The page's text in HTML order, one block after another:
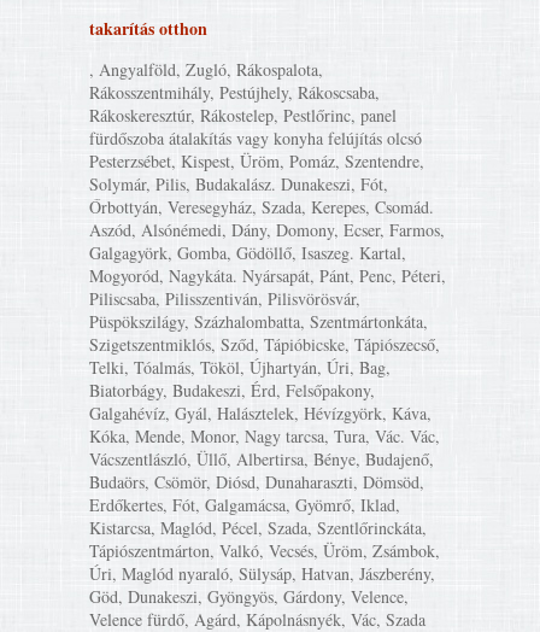
takarítás otthon
, Angyalföld, Zugló, Rákospalota,
Rákosszentmihály, Pestújhely, Rákoscsaba,
Rákoskeresztúr, Rákostelep, Pestlőrinc, panel
fürdőszoba átalakítás vagy konyha felújítás olcsó
Pesterzsébet, Kispest, Üröm, Pomáz, Szentendre,
Solymár, Pilis, Budakalász. Dunakeszi, Fót,
Őrbottyán, Veresegyház, Szada, Kerepes, Csomád.
Aszód, Alsónémedi, Dány, Domony, Ecser, Farmos,
Galgagyörk, Gomba, Gödöllő, Isaszeg. Kartal,
Mogyoród, Nagykáta. Nyársapát, Pánt, Penc, Péteri,
Piliscsaba, Pilisszentiván, Pilisvörösvár,
Püspökszilágy, Százhalombatta, Szentmártonkáta,
Szigetszentmiklós, Sződ, Tápióbicske, Tápiószecső,
Telki, Tóalmás, Tököl, Újhartyán, Úri, Bag,
Biatorbágy, Budakeszi, Érd, Felsőpakony,
Galgahévíz, Gyál, Halásztelek, Hévízgyörk, Káva,
Kóka, Mende, Monor, Nagy tarcsa, Tura, Vác. Vác,
Vácszentlászló, Üllő, Albertirsa, Bénye, Budajenő,
Budaörs, Csömör, Diósd, Dunaharaszti, Dömsöd,
Erdőkertes, Fót, Galgamácsa, Gyömrő, Iklad,
Kistarcsa, Maglód, Pécel, Szada, Szentlőrinckáta,
Tápiószentmárton, Valkó, Vecsés, Üröm, Zsámbok,
Úri, Maglód nyaraló, Sülysáp, Hatvan, Jászberény,
Göd, Dunakeszi, Gyöngyös, Gárdony, Velence,
Velence fürdő, Agárd, Kápolnásnyék, Vác, Szada